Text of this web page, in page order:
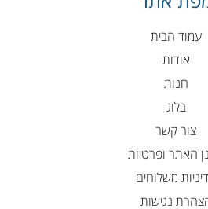
עמוד הבית
אודות
חנות
בלוג
צור קשר
האתר ופרטיות
משלוחים
נגישות